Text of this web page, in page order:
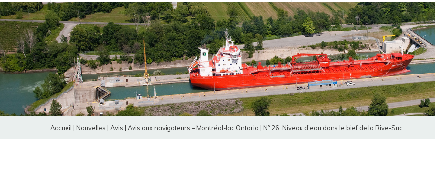
Accueil | Nouvelles | Avis | Avis aux navigateurs – Montréal-lac Ontario | N° 26: Niveau d’eau dans le bief de la Rive-Sud